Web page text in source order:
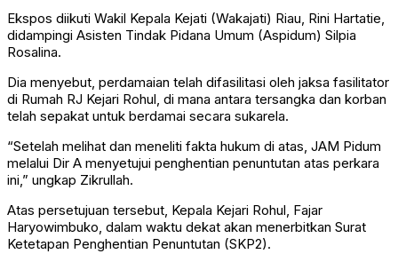
Ekspos diikuti Wakil Kepala Kejati (Wakajati) Riau, Rini Hartatie,
didampingi Asisten Tindak Pidana Umum (Aspidum) Silpia
Rosalina.
Dia menyebut, perdamaian telah difasilitasi oleh jaksa fasilitator
di Rumah RJ Kejari Rohul, di mana antara tersangka dan korban
telah sepakat untuk berdamai secara sukarela.
“Setelah melihat dan meneliti fakta hukum di atas, JAM Pidum
melalui Dir A menyetujui penghentian penuntutan atas perkara
ini,” ungkap Zikrullah.
Atas persetujuan tersebut, Kepala Kejari Rohul, Fajar
Haryowimbuko, dalam waktu dekat akan menerbitkan Surat
Ketetapan Penghentian Penuntutan (SKP2).